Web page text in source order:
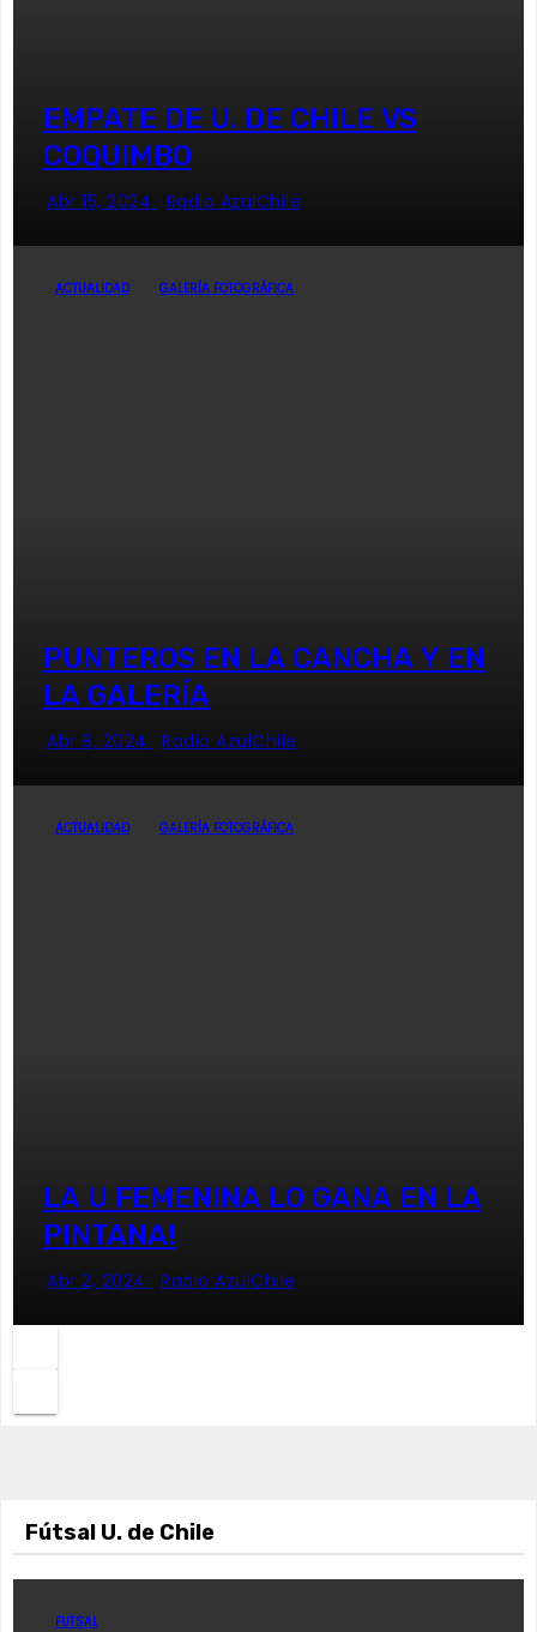
EMPATE DE U. DE CHILE VS
COQUIMBO
Abr 15, 2024 Radio AzulChile
ACTUALIDAD GALERÍA FOTOGRÁFICA
PUNTEROS EN LA CANCHA Y EN
LA GALERÍA
Abr 8, 2024 Radio AzulChile
ACTUALIDAD GALERÍA FOTOGRÁFICA
LA U FEMENINA LO GANA EN LA
PINTANA!
Abr 2, 2024 Radio AzulChile
Fútsal U. de Chile
FUTSAL